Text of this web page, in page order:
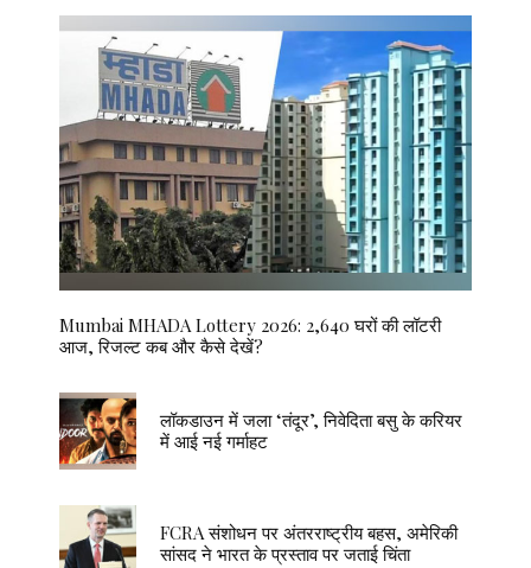
Mumbai MHADA Lottery 2026: 2,640 घरों की लॉटरी
आज, रिजल्ट कब और कैसे देखें?
लॉकडाउन में जला ‘तंदूर’, निवेदिता बसु के करियर
में आई नई गर्माहट
FCRA संशोधन पर अंतरराष्ट्रीय बहस, अमेरिकी
सांसद ने भारत के प्रस्ताव पर जताई चिंता